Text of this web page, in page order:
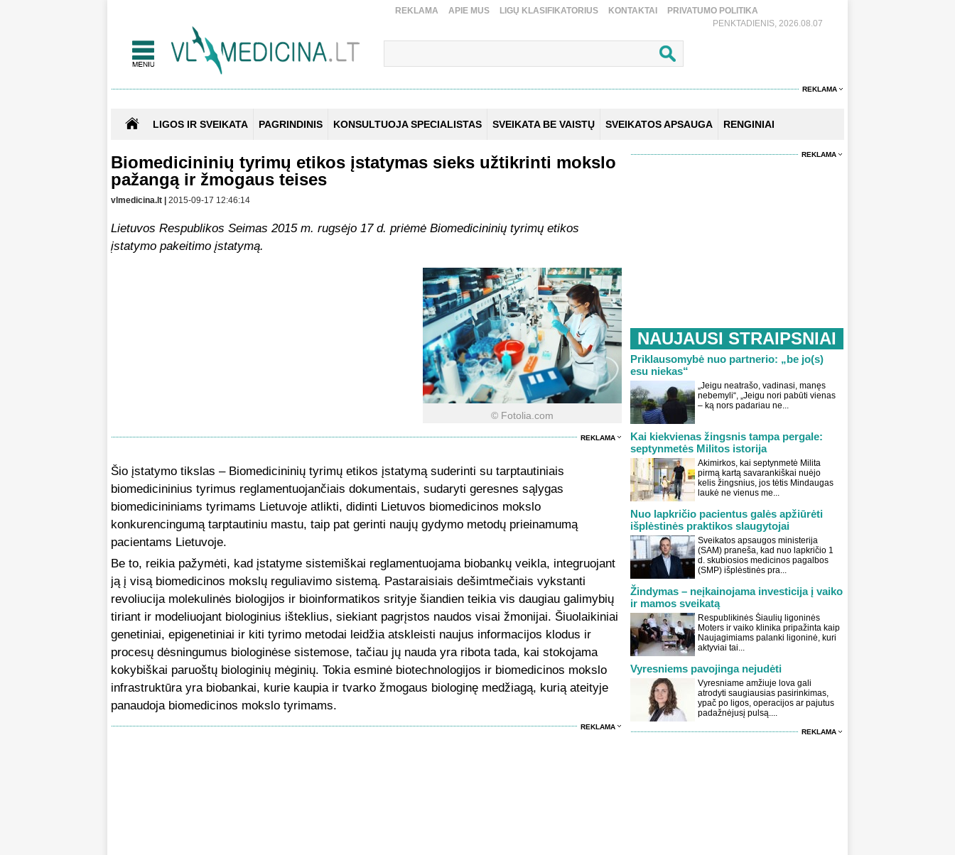
REKLAMA APIE MUS LIGŲ KLASIFIKATORIUS KONTAKTAI
PRIVATUMO POLITIKA
PENKTADIENIS, 2026.08.07
REKLAMA
LIGOS IR SVEIKATA PAGRINDINIS KONSULTUOJA SPECIALISTAS SVEIKATA BE VAISTŲ SVEIKATOS APSAUGA RENGINIAI
Biomedicininių tyrimų etikos įstatymas sieks užtikrinti mokslo
pažangą ir žmogaus teises
vlmedicina.lt | 2015-09-17 12:46:14
Lietuvos Respublikos Seimas 2015 m. rugsėjo 17 d. priėmė Biomedicininių tyrimų etikos
įstatymo pakeitimo įstatymą.
© Fotolia.com
REKLAMA
Šio įstatymo tikslas – Biomedicininių tyrimų etikos įstatymą suderinti su tarptautiniais
biomedicininius tyrimus reglamentuojančiais dokumentais, sudaryti geresnes sąlygas
biomedicininiams tyrimams Lietuvoje atlikti, didinti Lietuvos biomedicinos mokslo
konkurencingumą tarptautiniu mastu, taip pat gerinti naujų gydymo metodų prieinamumą
pacientams Lietuvoje.
Be to, reikia pažymėti, kad įstatyme sistemiškai reglamentuojama biobankų veikla, integruojant
ją į visą biomedicinos mokslų reguliavimo sistemą. Pastaraisiais dešimtmečiais vykstanti
revoliucija molekulinės biologijos ir bioinformatikos srityje šiandien teikia vis daugiau galimybių
tiriant ir modeliuojant biologinius išteklius, siekiant pagrįstos naudos visai žmonijai. Šiuolaikiniai
genetiniai, epigenetiniai ir kiti tyrimo metodai leidžia atskleisti naujus informacijos klodus ir
procesų dėsningumus biologinėse sistemose, tačiau jų nauda yra ribota tada, kai stokojama
kokybiškai paruoštų biologinių mėginių. Tokia esminė biotechnologijos ir biomedicinos mokslo
infrastruktūra yra biobankai, kurie kaupia ir tvarko žmogaus biologinę medžiagą, kurią ateityje
panaudoja biomedicinos mokslo tyrimams.
REKLAMA
REKLAMA
NAUJAUSI STRAIPSNIAI
Priklausomybė nuo partnerio: „be jo(s)
esu niekas“
„Jeigu neatrašo, vadinasi, manęs
nebemyli“, „Jeigu nori pabūti vienas
– ką nors padariau ne...
Kai kiekvienas žingsnis tampa pergale:
septynmetės Militos istorija
Akimirkos, kai septynmetė Milita
pirmą kartą savarankiškai nuėjo
kelis žingsnius, jos tėtis Mindaugas
laukė ne vienus me...
Nuo lapkričio pacientus galės apžiūrėti
išplėstinės praktikos slaugytojai
Sveikatos apsaugos ministerija
(SAM) praneša, kad nuo lapkričio 1
d. skubiosios medicinos pagalbos
(SMP) išplėstinės pra...
Žindymas – neįkainojama investicija į vaiko
ir mamos sveikatą
Respublikinės Šiaulių ligoninės
Moters ir vaiko klinika pripažinta kaip
Naujagimiams palanki ligoninė, kuri
aktyviai tai...
Vyresniems pavojinga nejudėti
Vyresniame amžiuje lova gali
atrodyti saugiausias pasirinkimas,
ypač po ligos, operacijos ar pajutus
padažnėjusį pulsą....
REKLAMA